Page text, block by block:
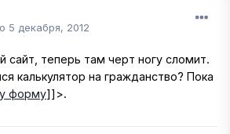
5 декабря, 2012
сайт, теперь там черт ногу сломит.
калькулятор на гражданство? Пока
форму]]>.